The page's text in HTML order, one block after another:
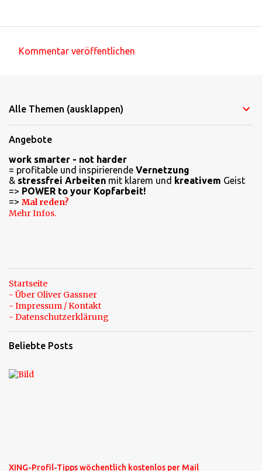
m
n
t
a
r
e
Kommentar veröffentlichen
Alle Themen (ausklappen)
Angebote
work smarter - not harder
= profitable und inspirierende Vernetzung
& stressfrei Arbeiten mit klarem und kreativem Geist
=> POWER to your Kopfarbeit!
=> Mal reden?
Mehr Infos.
Startseite
- Über Oliver Gassner
- Impressum / Kontakt
- Datenschutzerklärung
Beliebte Posts
XING-Profil-Tipps wöchentlich kostenlos per Mail